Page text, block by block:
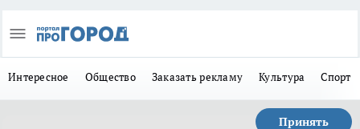
Интересное Общество Заказать рекламу Культура Спорт
Принять